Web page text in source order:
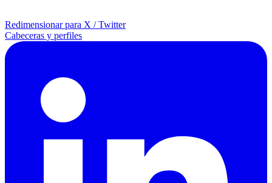
Redimensionar para X / Twitter
Cabeceras y perfiles